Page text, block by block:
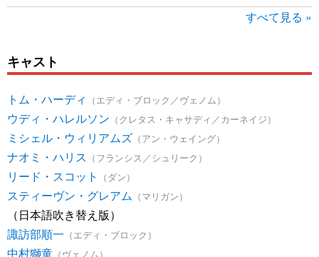
すべて見る »
キャスト
トム・ハーディ （エディ・ブロック／ヴェノム）
ウディ・ハレルソン （クレタス・キャサディ／カーネイジ）
ミシェル・ウィリアムズ （アン・ウェイング）
ナオミ・ハリス （フランシス／シュリーク）
リード・スコット （ダン）
スティーヴン・グレアム （マリガン）
（日本語吹き替え版）
諏訪部順一 （エディ・ブロック）
中村獅童 （ヴェノム）